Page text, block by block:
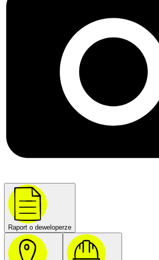
Raport o deweloperze